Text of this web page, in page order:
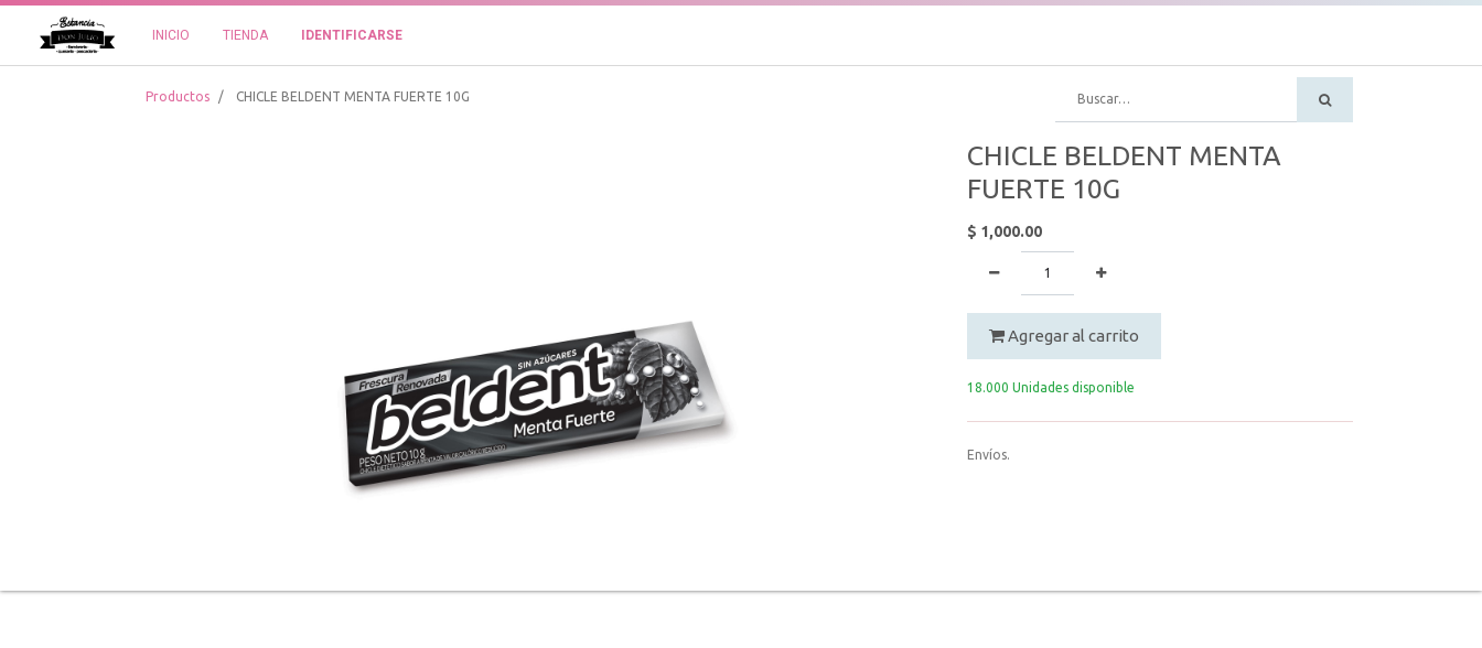
INICIO TIENDA IDENTIFICARSE
Productos CHICLE BELDENT MENTA FUERTE 10G
CHICLE BELDENT MENTA
FUERTE 10G
$ 1,000.00
Agregar al carrito
18.000 Unidades disponible
Envíos.